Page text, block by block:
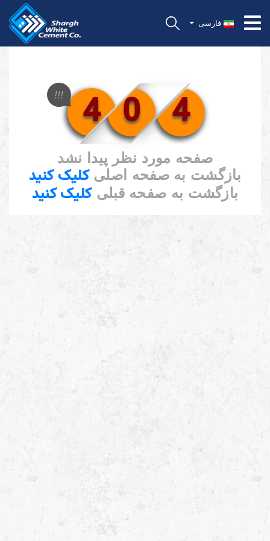
فارسی
4 0 4
!!!
صفحه مورد نظر پیدا نشد
بازگشت به صفحه اصلیکلیک کنید
بازگشت به صفحه قبلیکلیک کنید